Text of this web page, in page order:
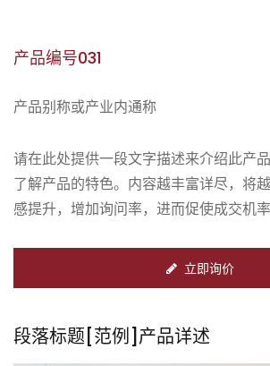
产品编号031
产品别称或产业内通称
请在此处提供一段文字描述来介绍此产
了解产品的特色。内容越丰富详尽，将
感提升，增加询问率，进而促使成交机率
立即询价
段落标题[范例]产品详述